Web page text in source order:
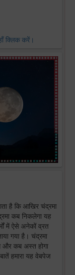
क्लिक करें।
है कि आखिर चंद्रमा
कब निकलेगा यह
में ऐसे अनेकों व्रत
गया है। चंद्रमा
और कब अस्त होगा
हमारा यह वेबपेज